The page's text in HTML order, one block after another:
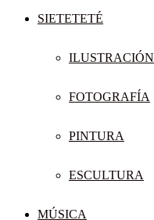
SIETETETÉ
ILUSTRACIÓN
FOTOGRAFÍA
PINTURA
ESCULTURA
MÚSICA